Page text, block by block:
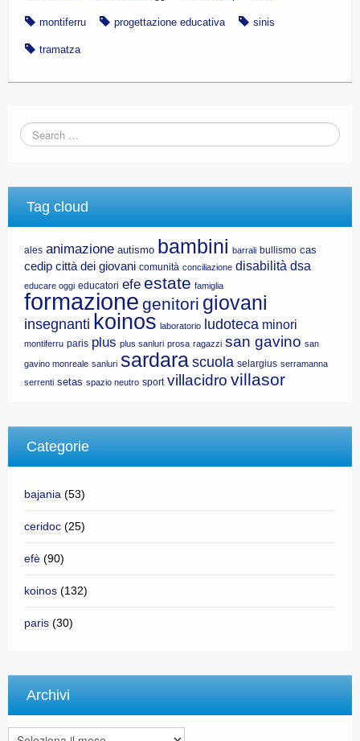
montiferru progettazione educativa sinis
tramatza
Tag cloud
ales animazione autismo bambini barrali bullismo cas
cedip città dei giovani comunità conciliazione disabilità dsa
educare oggi educatori efe estate famiglia
formazione genitori giovani
insegnanti koinos laboratorio ludoteca minori
montiferru paris plus plus sanluri prosa ragazzi san gavino san
gavino monreale sanluri sardara scuola selargius serramanna
serrenti setas spazio neutro sport villacidro villasor
Categorie
bajania (53)
ceridoc (25)
efè (90)
koinos (132)
paris (30)
Archivi
Archivi